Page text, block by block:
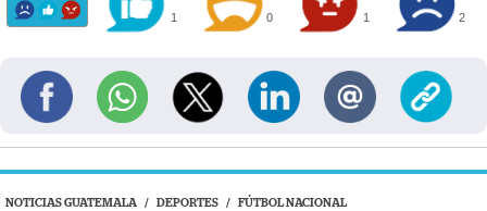
1 0 1 2
NOTICIAS GUATEMALA / DEPORTES / FÚTBOL NACIONAL